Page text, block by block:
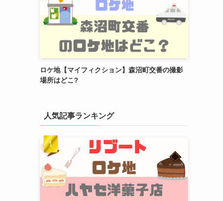
ロケ地【マイフィクション】森沼町交番の撮影
場所はどこ?
人気記事ランキング